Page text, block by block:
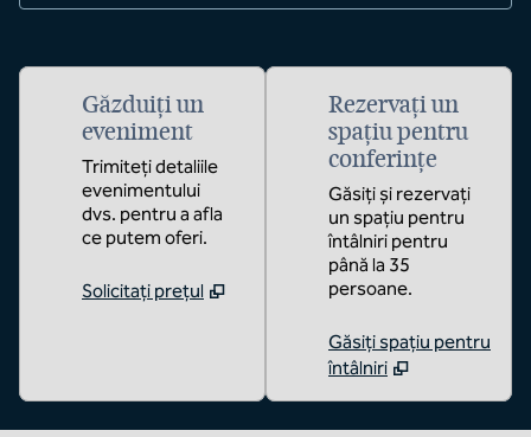
Găzduiți un
eveniment
Trimiteți detaliile
evenimentului
dvs. pentru a afla
ce putem oferi.
Solicitați prețul
Rezervați un
spațiu pentru
conferințe
Găsiți și rezervați
un spațiu pentru
întâlniri pentru
până la 35
persoane.
Găsiți spațiu pentru
întâlniri